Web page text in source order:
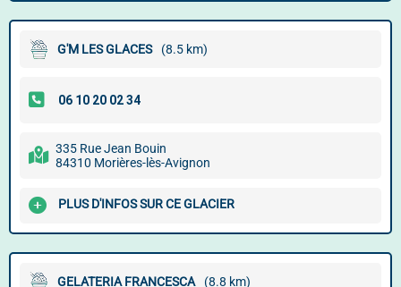
G'M LES GLACES (8.5 km)
335 Rue Jean Bouin
84310 Morières-lès-Avignon
PLUS D'INFOS SUR CE GLACIER
GELATERIA FRANCESCA (8.8 km)